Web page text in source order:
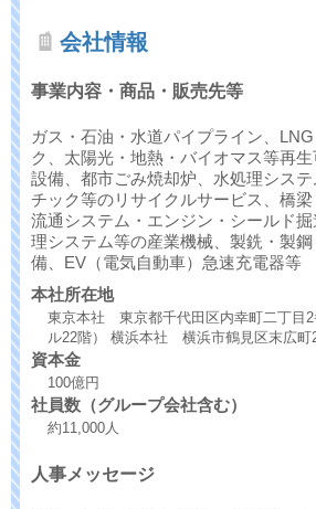
会社情報
事業内容・商品・販売先等
ガス・石油・水道パイプライン、
ク、太陽光・地熱・バイオマス等再
設備、都市ごみ焼却炉、水処理シス
チック等のリサイクルサービス、橋
流通システム・エンジン・シールド
理システム等の産業機械、製銑・製
備、EV（電気自動車）急速充電器等
本社所在地
東京本社 東京都千代田区内幸町二丁目2
ル22階） 横浜本社 横浜市鶴見区末広町
資本金
100億円
社員数（グループ会社含む）
約11,000人
人事メッセージ